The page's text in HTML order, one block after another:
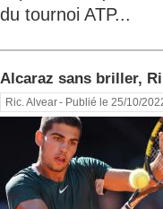
du tournoi ATP...
Alcaraz sans briller,
Ric. Alvear- Publié le 25/10/